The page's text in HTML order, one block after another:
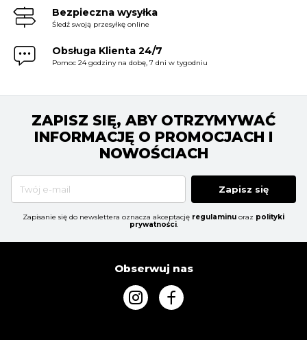
Bezpieczna wysyłka
Śledź swoją przesyłkę online
Obsługa Klienta 24/7
Pomoc 24 godziny na dobę, 7 dni w tygodniu
ZAPISZ SIĘ, ABY OTRZYMYWAĆ
INFORMACJĘ O PROMOCJACH I
NOWOŚCIACH
Zapisz się
Zapisanie się do newslettera oznacza akceptację regulaminu oraz polityki
prywatności.
Obserwuj nas